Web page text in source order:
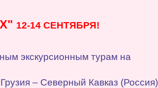
12-14 СЕНТЯБРЯ!
экскурсионным турам на
– Северный Кавказ (Россия)